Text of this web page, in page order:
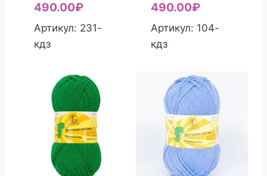
490.00₽
Артикул: 231-
кдз
490.00₽
Артикул: 104-
кдз